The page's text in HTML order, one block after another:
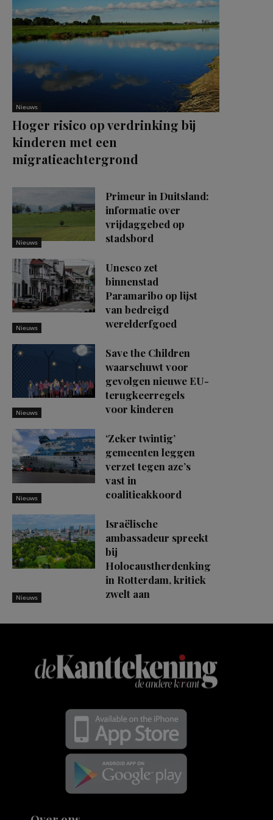
Nieuws
Hoger risico op verdrinking bij
kinderen met een
migratieachtergrond
Nieuws
Primeur in Duitsland:
informatie over
vrijdaggebed op
stadsbord
Nieuws
Unesco zet
binnenstad
Paramaribo op lijst
van bedreigd
werelderfgoed
Nieuws
Save the Children
waarschuwt voor
gevolgen nieuwe EU-
terugkeerregels
voor kinderen
Nieuws
‘Zeker twintig’
gemeenten leggen
verzet tegen azc’s
vast in
coalitieakkoord
Nieuws
Israëlische
ambassadeur spreekt
bij
Holocaustherdenking
in Rotterdam, kritiek
zwelt aan